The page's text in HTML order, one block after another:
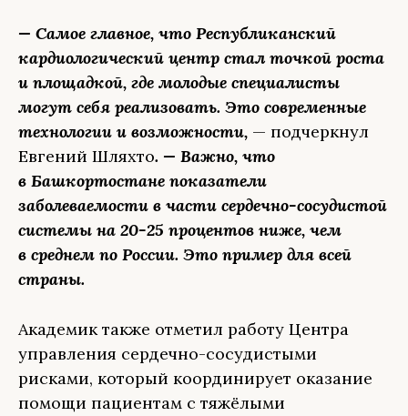
— Самое главное, что Республиканский
кардиологический центр стал точкой роста
и площадкой, где молодые специалисты
могут себя реализовать. Это современные
технологии и возможности, — подчеркнул
Евгений Шляхто. — Важно, что
в Башкортостане показатели
заболеваемости в части сердечно-сосудистой
системы на 20-25 процентов ниже, чем
в среднем по России. Это пример для всей
страны.
Академик также отметил работу Центра
управления сердечно-сосудистыми
рисками, который координирует оказание
помощи пациентам с тяжёлыми